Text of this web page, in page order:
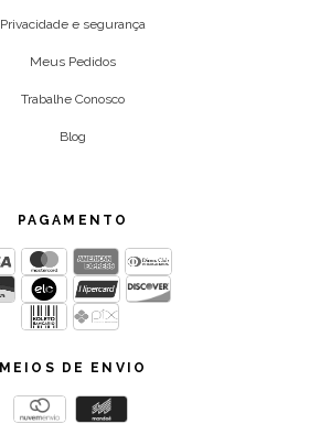
Privacidade e segurança
Meus Pedidos
Trabalhe Conosco
Blog
PAGAMENTO
MEIOS DE ENVIO